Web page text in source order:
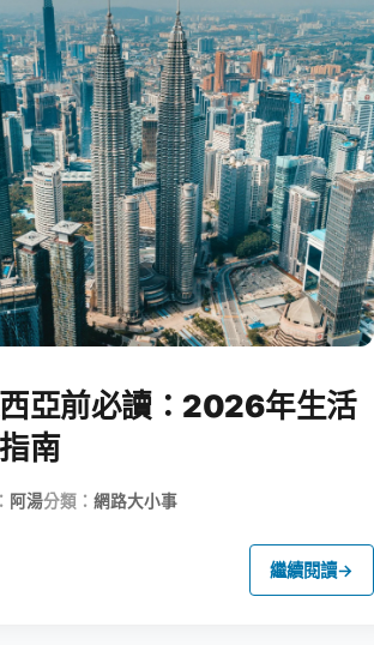
亞前必讀：2026年生活
南
阿湯分類： 網路大小事
繼續閱讀→